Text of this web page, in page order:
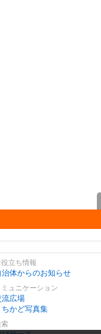
役立ち情報
治体からのお知らせ
ミュニケーション
流広場
ちかど写真集
索